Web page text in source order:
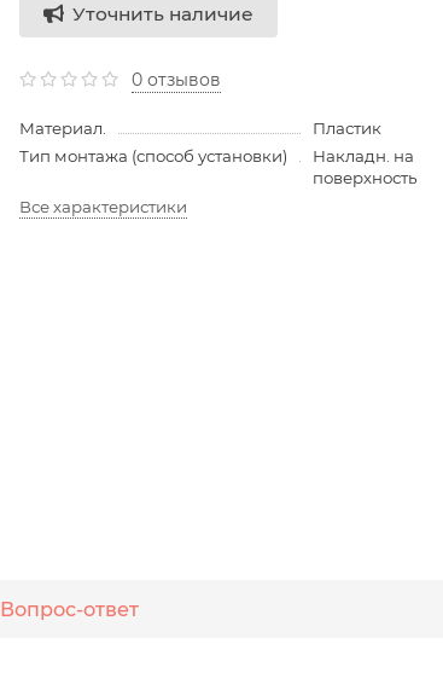
Уточнить наличие
0 отзывов
Материал.
Пластик
Тип монтажа (способ установки)
Накладн. на
поверхность
Все характеристики
Вопрос-ответ